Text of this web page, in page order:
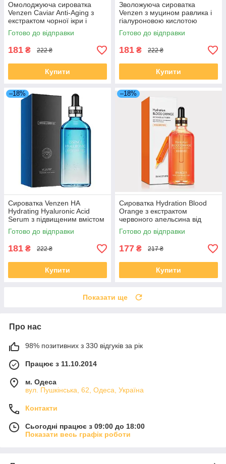
Омолоджуюча сироватка
Venzen Caviar Anti-Aging з
екстрактом чорної ікри і
гіалуронової кислотою,
100мл
Готово до відправки
181 ₴ 222 ₴
Купити
Зволожуюча сироватка
Venzen з муцином равлика і
гіалуроновою кислотою
Snails Firming, 100мл
Готово до відправки
181 ₴ 222 ₴
Купити
–18%
Сироватка Venzen HA
Hydrating Hyaluronic Acid
Serum з підвищеним вмістом
гіалуронової кислоти, 100 мл
Готово до відправки
181 ₴ 222 ₴
Купити
–18%
Сироватка Hydration Blood
Orange з екстрактом
червоного апельсина від
Images, 100мл
Готово до відправки
177 ₴ 217 ₴
Купити
Показати ще
Про нас
98% позитивних з 330 відгуків за рік
Працює з 11.10.2014
м. Одеса
вул. Пушкінська, 62, Одеса, Україна
Контакти
Сьогодні працює з 09:00 до 18:00
Показати весь графік роботи